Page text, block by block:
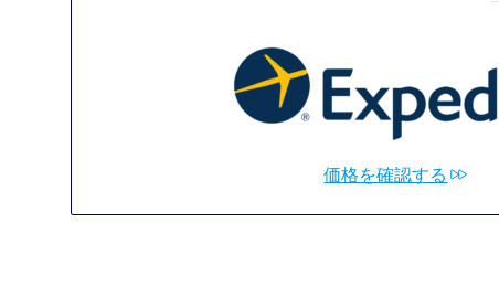
価格を確認する